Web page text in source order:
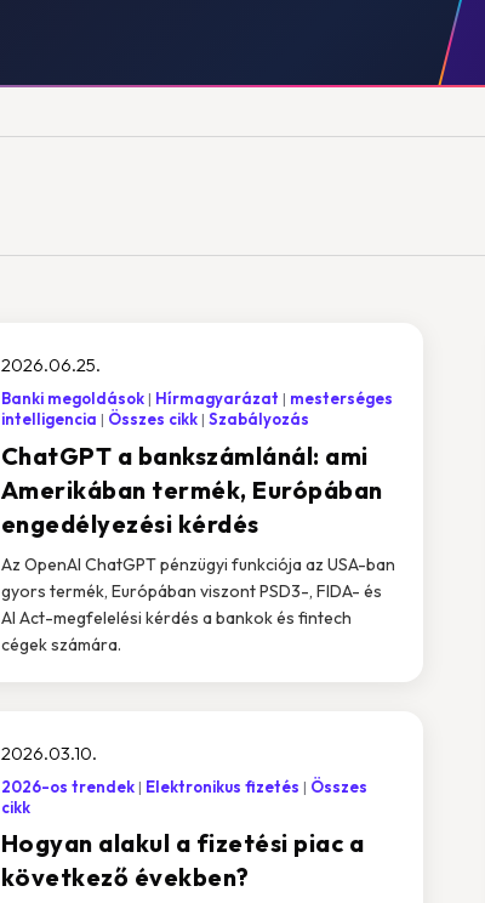
ChatGPT a bankszámlánál: ami
Amerikában termék, Európában
engedélyezési kérdés
2026.06.25.
Banki megoldások Hírmagyarázat
mesterséges
intelligencia
Összes cikk Szabályozás
Az OpenAI ChatGPT pénzügyi funkciója az USA-ban
gyors termék, Európában viszont PSD3-, FIDA- és
AI Act-megfelelési kérdés a bankok és fintech
cégek számára.
Hogyan alakul a fizetési piac a
következő években?
2026.03.10.
2026-os trendek Elektronikus fizetés
Összes
cikk